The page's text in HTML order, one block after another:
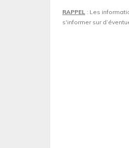
RAPPEL : Les
s'informer sur